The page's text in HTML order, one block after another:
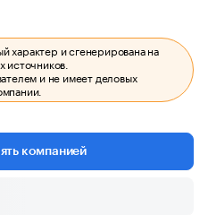
характер и сгенерирована на
источников.
и не имеет деловых
компанией